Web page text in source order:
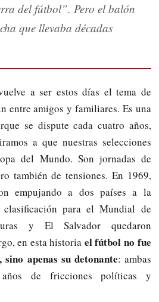
del fútbol”. Pero el balón
que llevaba décadas
a ser estos días el tema de
entre amigos y familiares. Es una
se dispute cada cuatro años,
a que nuestras selecciones
del Mundo. Son jornadas de
también de tensiones. En 1969,
empujando a dos países a la
para el Mundial de
y El Salvador quedaron
en esta historia el fútbol no fue
apenas su detonante: ambas
años de fricciones políticas y